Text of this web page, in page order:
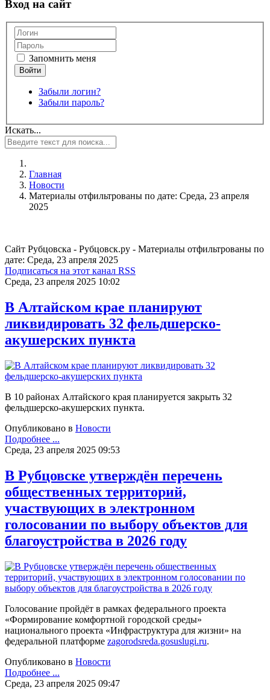
Вход на сайт
Запомнить меня
Забыли логин?
Забыли пароль?
Искать...
Главная
Новости
Материалы отфильтрованы по дате: Среда, 23 апреля
2025
Сайт Рубцовска - Рубцовск.ру - Материалы отфильтрованы по
дате: Среда, 23 апреля 2025
Подписаться на этот канал RSS
Среда, 23 апреля 2025 10:02
В Алтайском крае планируют
ликвидировать 32 фельдшерско-
акушерских пункта
В 10 районах Алтайского края планируется закрыть 32
фельдшерско-акушерских пункта.
Опубликовано в Новости
Подробнее ...
Среда, 23 апреля 2025 09:53
В Рубцовске утверждён перечень
общественных территорий,
участвующих в электронном
голосовании по выбору объектов для
благоустройства в 2026 году
Голосование пройдёт в рамках федерального проекта
«Формирование комфортной городской среды»
национального проекта «Инфраструктура для жизни» на
федеральной платформе zagorodsreda.gosuslugi.ru.
Опубликовано в Новости
Подробнее ...
Среда, 23 апреля 2025 09:47